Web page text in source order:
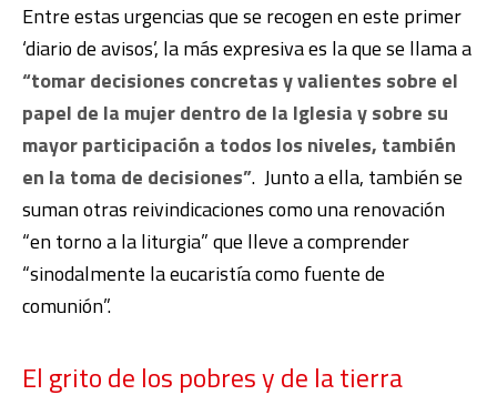
Entre estas urgencias que se recogen en este primer
‘diario de avisos’, la más expresiva es la que se llama a
“tomar decisiones concretas y valientes sobre el
papel de la mujer dentro de la Iglesia y sobre su
mayor participación a todos los niveles, también
en la toma de decisiones”. Junto a ella, también se
suman otras reivindicaciones como una renovación
“en torno a la liturgia” que lleve a comprender
“sinodalmente la eucaristía como fuente de
comunión”.
El grito de los pobres y de la tierra